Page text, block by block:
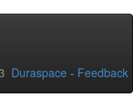
Duraspace - Feedback